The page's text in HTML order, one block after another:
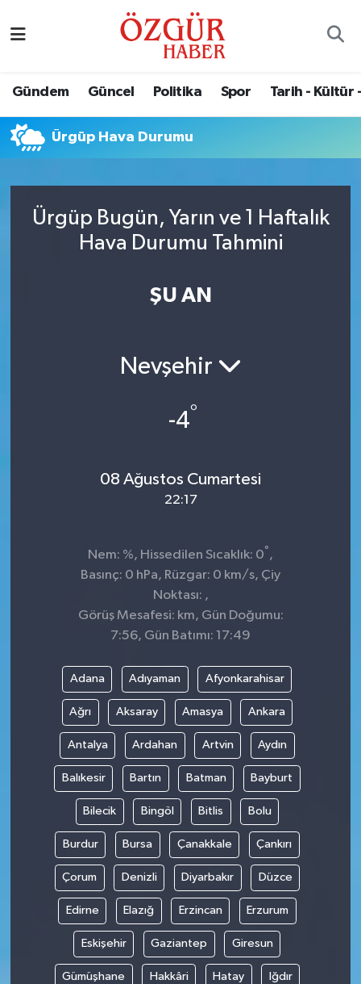
Gündem Güncel Politika Spor Tarih - Kültür
Ürgüp Hava Durumu
Ürgüp Bugün, Yarın ve 1 Haftalık
Hava Durumu Tahmini
ŞU AN
Nevşehir
-4°
08 Ağustos Cumartesi
22:17
Nem: %, Hissedilen Sıcaklık: 0° ,
Basınç: 0 hPa, Rüzgar: 0 km/s, Çiy
Noktası: ,
Görüş Mesafesi: km, Gün Doğumu:
7:56, Gün Batımı: 17:49
Adana Adıyaman Afyonkarahisar
Ağrı Aksaray Amasya Ankara
Antalya Ardahan Artvin Aydın
Balıkesir Bartın Batman Bayburt
Bilecik Bingöl Bitlis Bolu
Burdur Bursa Çanakkale Çankırı
Çorum Denizli Diyarbakır Düzce
Edirne Elazığ Erzincan Erzurum
Eskişehir Gaziantep Giresun
Gümüşhane Hakkâri Hatay Iğdır
Eğitim
Ekonomi
Güncel
Tarih - Kültür - Sanat - Turizm
Nöbetçi Eczaneler
Namaz Vakitleri
Trafik Durumu
Süper Lig Puan Durumu ve Fikstür
Son Dakika Haberleri